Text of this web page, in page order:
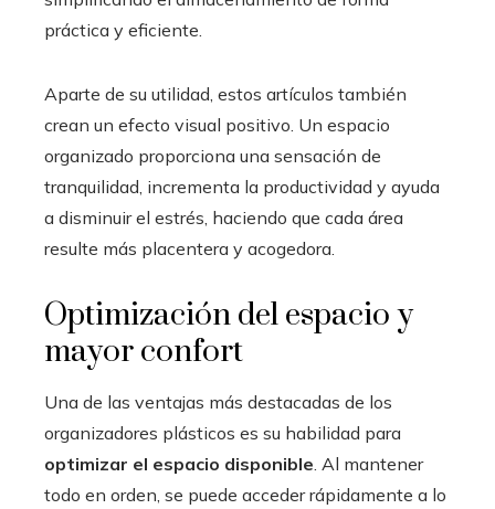
práctica y eficiente.
Aparte de su utilidad, estos artículos también
crean un efecto visual positivo. Un espacio
organizado proporciona una sensación de
tranquilidad, incrementa la productividad y ayuda
a disminuir el estrés, haciendo que cada área
resulte más placentera y acogedora.
Optimización del espacio y
mayor confort
Una de las ventajas más destacadas de los
organizadores plásticos es su habilidad para
optimizar el espacio disponible. Al mantener
todo en orden, se puede acceder rápidamente a lo